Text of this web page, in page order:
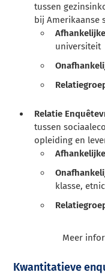
tussen
bij Amerikaanse
universiteit
Relatie
tussen
opleiding en
klasse,
Meer
Kwantitatieve